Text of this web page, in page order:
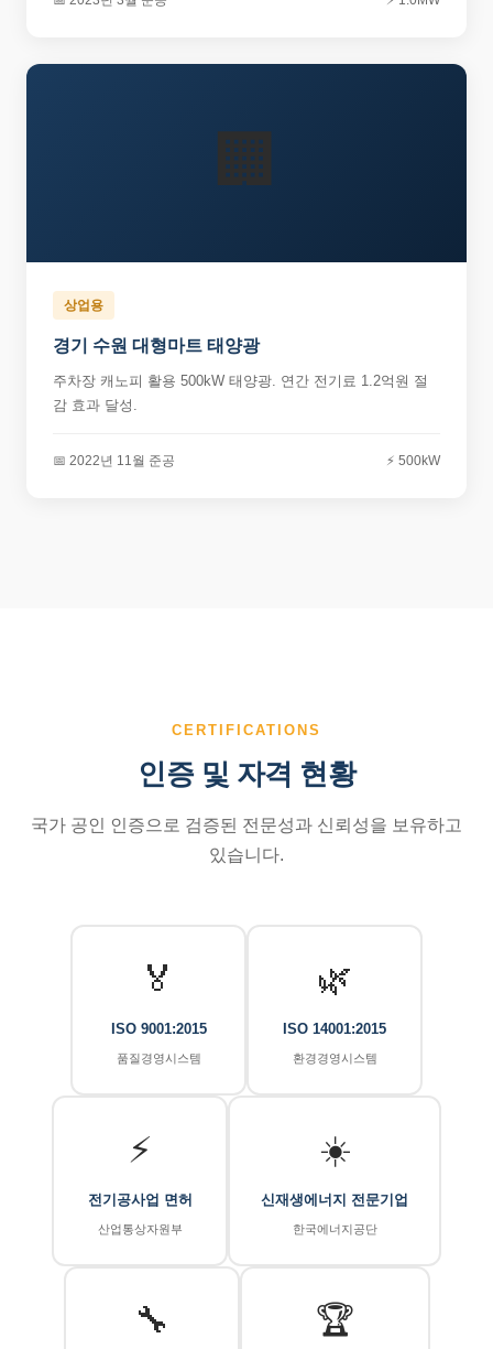
🏢
상업용
경기 수원 대형마트 태양광
주차장 캐노피 활용 500kW 태양광. 연간 전기료 1.2억원 절
감 효과 달성.
📅 2022년 11월 준공 ⚡ 500kW
CERTIFICATIONS
인증 및 자격 현황
국가 공인 인증으로 검증된 전문성과 신뢰성을 보유하고
있습니다.
🏅
ISO 9001:2015
품질경영시스템
🌿
ISO 14001:2015
환경경영시스템
⚡
전기공사업 면허
산업통상자원부
☀️
신재생에너지 전문기업
한국에너지공단
🔧 🏆